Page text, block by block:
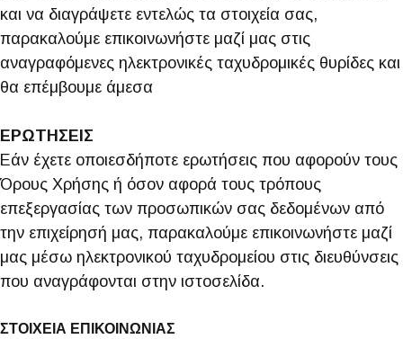
και να διαγράψετε εντελώς τα στοιχεία σας,
παρακαλούμε επικοινωνήστε μαζί μας στις
αναγραφόμενες ηλεκτρονικές ταχυδρομικές θυρίδες και
θα επέμβουμε άμεσα
ΕΡΩΤΗΣΕΙΣ
Εάν έχετε οποιεσδήποτε ερωτήσεις που αφορούν τους
Όρους Χρήσης ή όσον αφορά τους τρόπους
επεξεργασίας των προσωπικών σας δεδομένων από
την επιχείρησή μας, παρακαλούμε επικοινωνήστε μαζί
μας μέσω ηλεκτρονικού ταχυδρομείου στις διευθύνσεις
που αναγράφονται στην ιστοσελίδα.
ΣΤΟΙΧΕΙΑ ΕΠΙΚΟΙΝΩΝΙΑΣ